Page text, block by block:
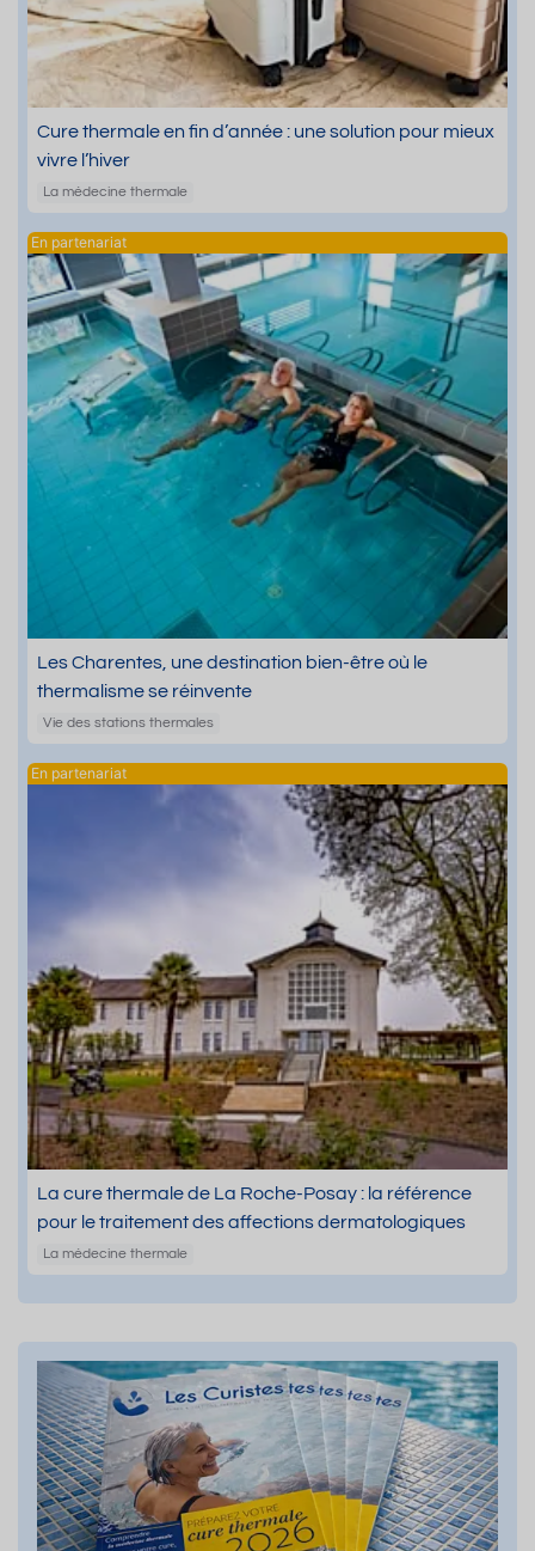
Cure thermale en fin d’année : une solution pour mieux
vivre l’hiver
La médecine thermale
Les Charentes, une destination bien-être où le
thermalisme se réinvente
Vie des stations thermales
La cure thermale de La Roche-Posay : la référence
pour le traitement des affections dermatologiques
La médecine thermale